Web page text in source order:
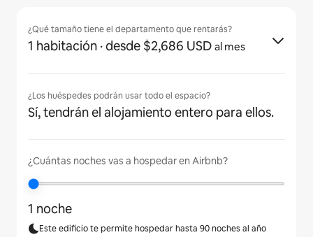
¿Qué tamaño tiene el departamento que rentarás?
1 habitación · desde $2,686 USD al mes
¿Los huéspedes podrán usar todo el espacio?
Sí, tendrán el alojamiento entero para ellos.
¿Cuántas noches vas a hospedar en Airbnb?
1 noche
Este edificio te permite hospedar hasta 90 noches al año